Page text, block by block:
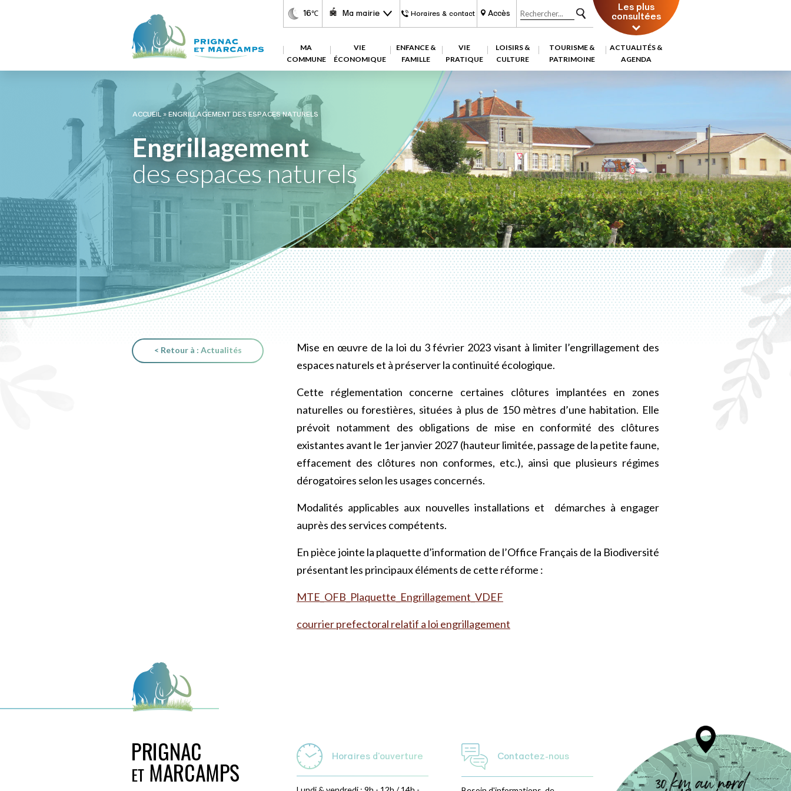
16℃ Ma mairie Horaires & contact Accès Les plus
consultées
MA
COMMUNE
VIE
ÉCONOMIQUE
ENFANCE &
FAMILLE
VIE
PRATIQUE
LOISIRS &
CULTURE
TOURISME &
PATRIMOINE
ACTUALITÉS &
AGENDA
ACCUEIL»ENGRILLAGEMENT DES ESPACES NATURELS
Engrillagement
des espaces naturels
< Retour à : Actualités
Mise en œuvre de la loi du 3 février 2023 visant à limiter l’engrillagement des
espaces naturels et à préserver la continuité écologique.
Cette réglementation concerne certaines clôtures implantées en zones
naturelles ou forestières, situées à plus de 150 mètres d’une habitation. Elle
prévoit notamment des obligations de mise en conformité des clôtures
existantes avant le 1er janvier 2027 (hauteur limitée, passage de la petite faune,
effacement des clôtures non conformes, etc.), ainsi que plusieurs régimes
dérogatoires selon les usages concernés.
Modalités applicables aux nouvelles installations et démarches à engager
auprès des services compétents.
En pièce jointe la plaquette d’information de l’Office Français de la Biodiversité
présentant les principaux éléments de cette réforme :
MTE_OFB_Plaquette_Engrillagement_VDEF
courrier prefectoral relatif a loi engrillagement
Horaires d'ouverture Contactez-nous